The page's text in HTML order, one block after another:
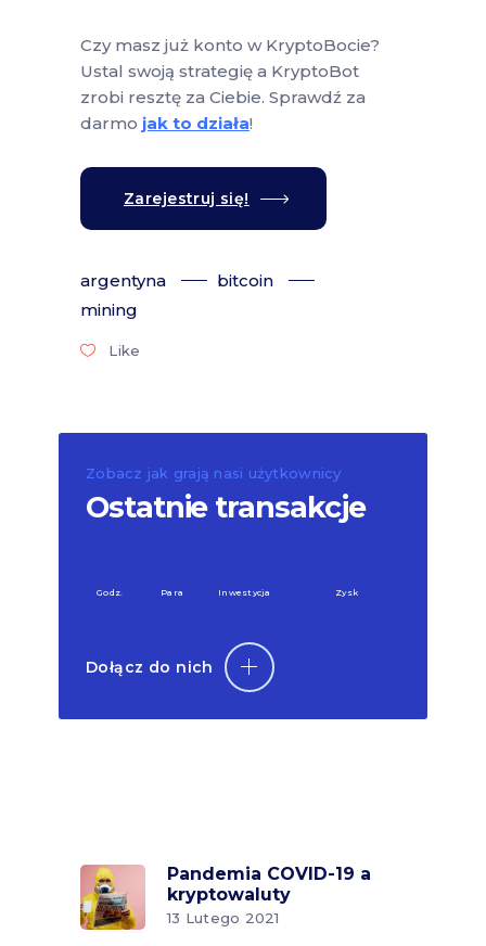
Czy masz już konto w KryptoBocie?
Ustal swoją strategię a KryptoBot
zrobi resztę za Ciebie. Sprawdź za
darmo jak to działa!
Zarejestruj się!
argentyna
bitcoin
mining
Like
Zobacz jak grają nasi użytkownicy
Ostatnie transakcje
Godz. Para Inwestycja Zysk
Dołącz do nich
Pandemia COVID-19 a
kryptowaluty
13 Lutego 2021